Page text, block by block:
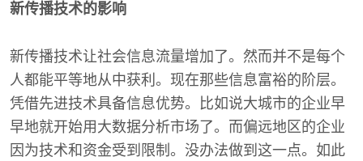
新传播技术的影响
新传播技术让社会信息流量增加了。然而并不是每个
人都能平等地从中获利。现在那些信息富裕的阶层。
凭借先进技术具备信息优势。比如说大城市的企业早
早地就开始用大数据分析市场了。而偏远地区的企业
因为技术和资金受到限制。没办法做到这一点。如此